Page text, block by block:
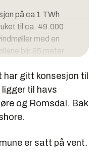
på ca 1 TWh
til ca. 49.000
med en
blir 95 meter
Giske og Haram.
ligger ca 1,8
mens den
ligger 10-11
har gitt konsesjon til
til havs
og Romsdal. Bak
er satt på vent.